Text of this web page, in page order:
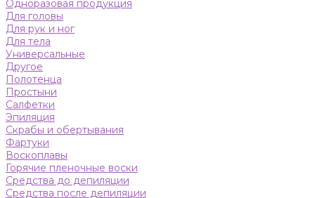
Одноразовая продукция
Для головы
Для рук и ног
Для тела
Универсальные
Другое
Полотенца
Простыни
Салфетки
Эпиляция
Скрабы и обертывания
Фартуки
Воскоплавы
Горячие пленочные воски
Средства до депиляции
Средства после депиляции